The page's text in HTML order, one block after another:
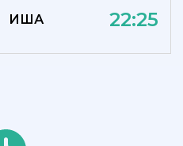
ИША 22:25